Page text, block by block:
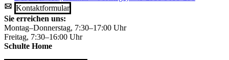
Kontaktformular
Sie erreichen uns:
Montag–Donnerstag, 7:30–17:00 Uhr
Freitag, 7:30–16:00 Uhr
Schulte Home